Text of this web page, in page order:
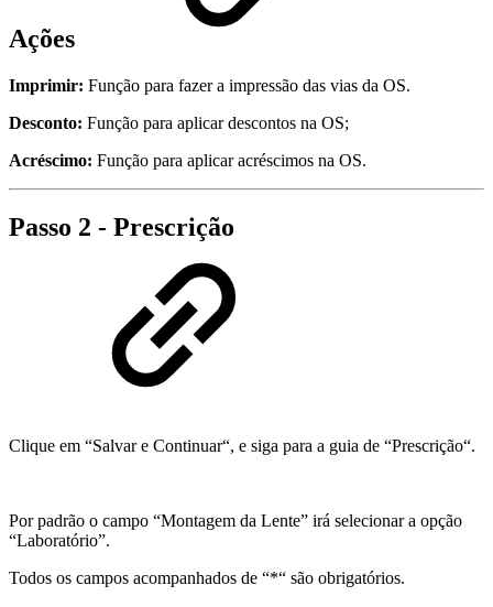
Ações
Imprimir: Função para fazer a impressão das vias da OS.
Desconto: Função para aplicar descontos na OS;
Acréscimo: Função para aplicar acréscimos na OS.
Passo 2 - Prescrição
Clique em “Salvar e Continuar“, e siga para a guia de “Prescrição“.
Por padrão o campo “Montagem da Lente” irá selecionar a opção
“Laboratório”.
Todos os campos acompanhados de “*“ são obrigatórios.